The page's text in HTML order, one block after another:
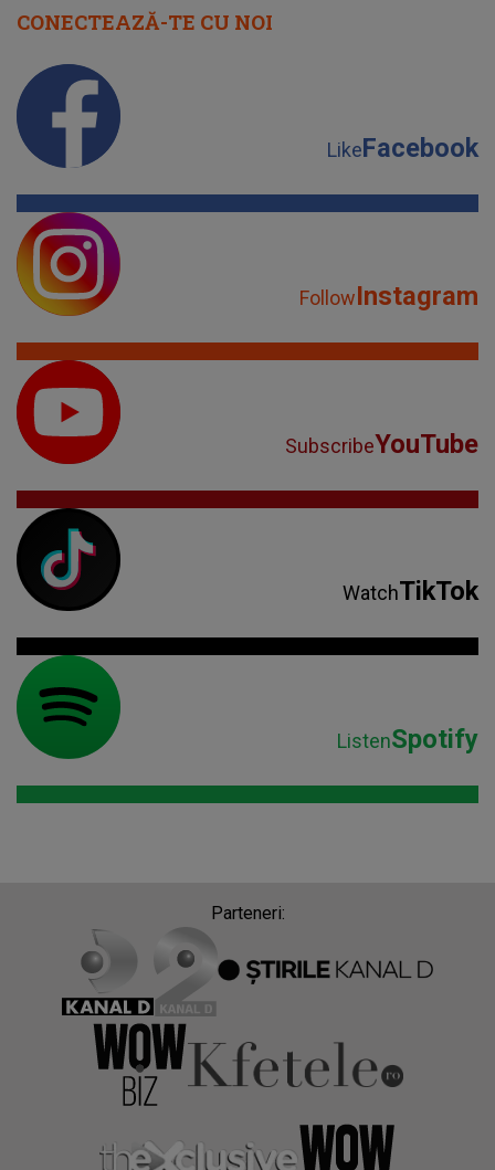
CONECTEAZĂ-TE CU NOI
LikeFacebook
FollowInstagram
SubscribeYouTube
WatchTikTok
ListenSpotify
Parteneri: